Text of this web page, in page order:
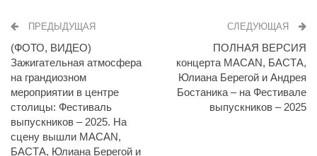
ПРЕДЫДУЩАЯ
(ФОТО, ВИДЕО)
Зажигательная атмосфера
на грандиозном
мероприятии в центре
столицы: Фестиваль
выпускников – 2025. На
сцену вышли MACAN,
БАСТА, Юлиана Берегой и
СЛЕДУЮЩАЯ
ПОЛНАЯ ВЕРСИЯ
концерта MACAN, БАСТА,
Юлиана Берегой и Андрея
Бостаника – на Фестивале
выпускников – 2025